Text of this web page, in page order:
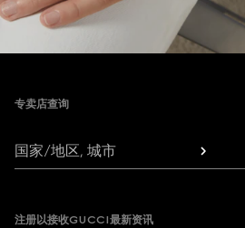
专卖店查询
国家/地区, 城市
注册以接收GUCCI最新资讯